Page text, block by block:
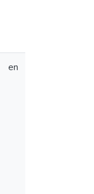
en